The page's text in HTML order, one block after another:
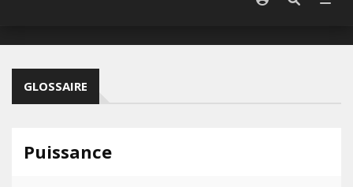
GLOSSAIRE
Puissance